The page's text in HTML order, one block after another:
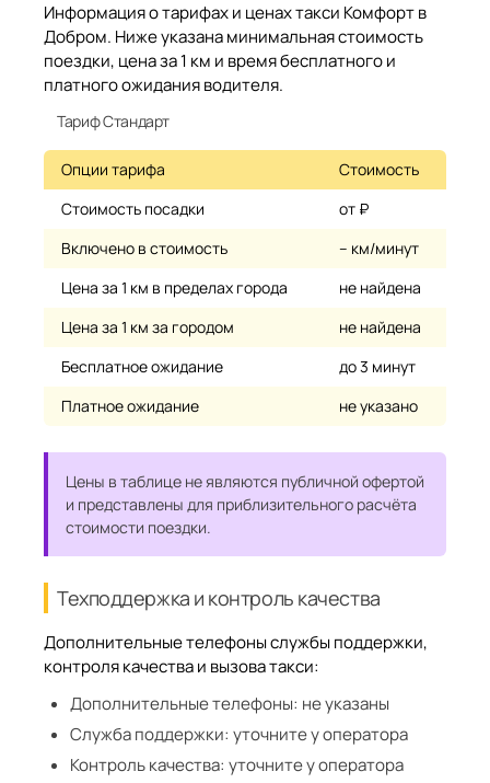
Информация о тарифах и ценах такси Комфорт в
Добром. Ниже указана минимальная стоимость
поездки, цена за 1 км и время бесплатного и
платного ожидания водителя.
Тариф Стандарт
Опции тарифа
Стоимость
Стоимость посадки
от ₽
Включено в стоимость
– км/минут
Цена за 1 км в пределах города
не найдена
Цена за 1 км за городом
не найдена
Бесплатное ожидание
до 3 минут
Платное ожидание
не указано
Цены в таблице не являются публичной офертой
и представлены для приблизительного расчёта
стоимости поездки.
Техподдержка и контроль качества
Дополнительные телефоны службы поддержки,
контроля качества и вызова такси:
Дополнительные телефоны: не указаны
Служба поддержки: уточните у оператора
Контроль качества: уточните у оператора